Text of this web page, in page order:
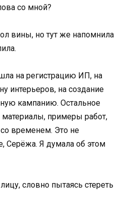
со мной?
вины, но тут же напомнила
на регистрацию ИП, на
интерьеров, на создание
кампанию. Остальное
материалы, примеры работ,
временем. Это не
Серёжа. Я думала об этом
словно пытаясь стереть